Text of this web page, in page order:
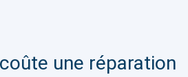
une réparation